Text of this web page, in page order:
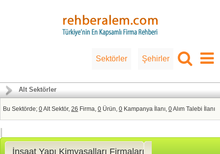
Sektörler Şehirler
Alt Sektörler
Bu Sektörde; 0Alt Sektör, 26 Firma, 0 Ürün, 0 Kampanya İlanı, 0Alım Talebi İlanı
İnşaat Yapı Kimyasalları Firmaları